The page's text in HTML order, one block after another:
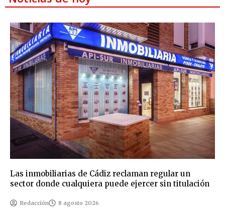
Las inmobiliarias de Cádiz reclaman regular un
sector donde cualquiera puede ejercer sin titulación
Redacción 8 agosto 2026